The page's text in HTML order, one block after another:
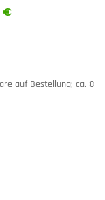
€
auf Bestellung; ca. 8